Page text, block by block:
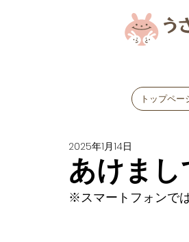
トップペー
あけま
2025年1月14日
※スマートフォンで